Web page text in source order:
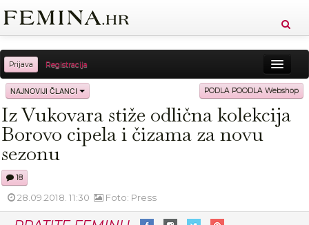
Prijava Registracija
Sreća Zdravlje Vitkost
Moda Ljubav Relax Putovanja Recepti
Proizvodi
NAJNOVIJI ČLANCI PODLA POODLA Webshop
Iz Vukovara stiže odlična kolekcija
Borovo cipela i čizama za novu
sezonu
18
28.09.2018. 11:30 Foto: Press